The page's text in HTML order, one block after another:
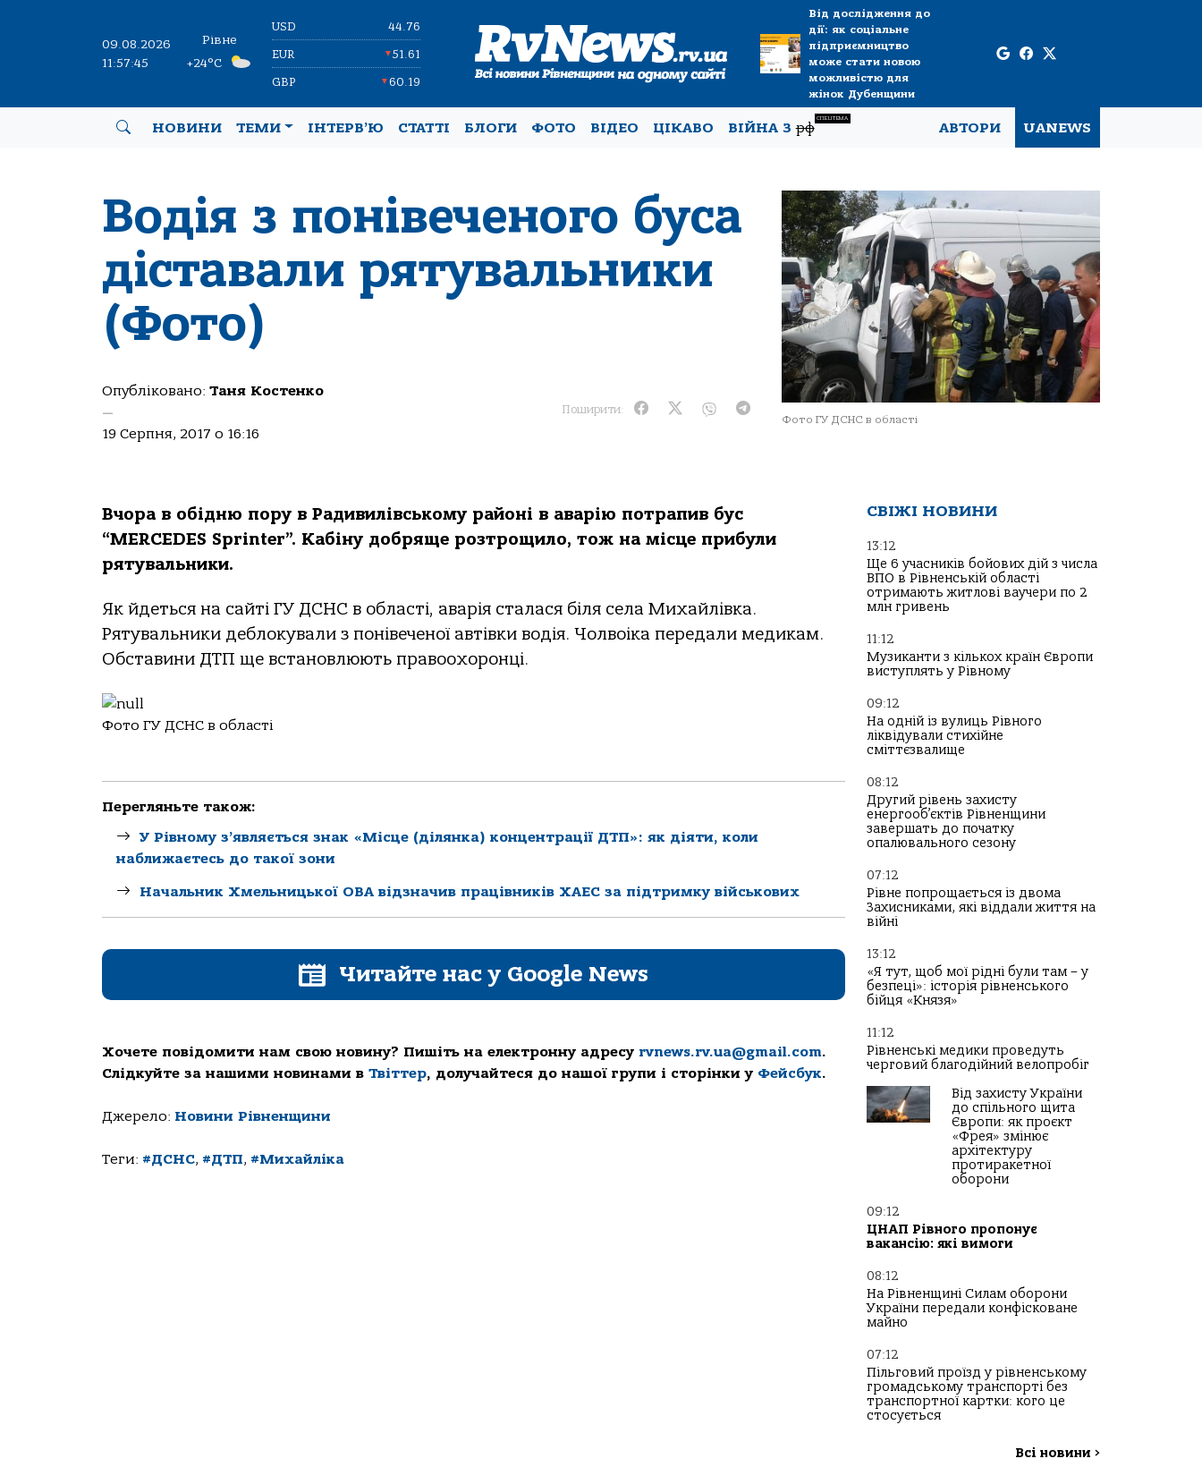
09.08.2026
11:57:46
Рівне
+24°C
USD 44.76
EUR ▼51.61
GBP ▼60.19
Від дослідження до
дії: як соціальне
підприємництво
може стати новою
можливістю для
жінок Дубенщини
НОВИНИ ТЕМИ ІНТЕРВ’Ю СТАТТІ БЛОГИ ФОТО ВІДЕО ЦІКАВО ВІЙНА Зрф
СПЕЦТЕМА
АВТОРИ UANEWS
Водія з понівеченого буса
діставали рятувальники
(Фото)
Опубліковано: Таня Костенко
—
19 Серпня, 2017 о 16:16
Поширити:
Фото ГУ ДСНС в області
Вчора в обідню пору в Радивилівському районі в аварію потрапив бус
“MERCEDES Sprinter”. Кабіну добряще розтрощило, тож на місце прибули
рятувальники.
Як йдеться на сайті ГУ ДСНС в області, аварія сталася біля села Михайлівка.
Рятувальники деблокували з понівеченої автівки водія. Чолвоіка передали медикам.
Обставини ДТП ще встановлюють правоохоронці.
Фото ГУ ДСНС в області
Перегляньте також:
У Рівному з’являється знак «Місце (ділянка) концентрації ДТП»: як діяти, коли
наближаєтесь до такої зони
Начальник Хмельницької ОВА відзначив працівників ХАЕС за підтримку військових
Читайте нас у Google News
Хочете повідомити нам свою новину? Пишіть на електронну адресу rvnews.rv.ua@gmail.com.
Слідкуйте за нашими новинами в Твіттер, долучайтеся до нашої групи і сторінки у Фейсбук.
Джерело: Новини Рівненщини
Теги: #ДСНС, #ДТП, #Михайліка
СВІЖІ НОВИНИ
13:12
Ще 6 учасників бойових дій з числа
ВПО в Рівненській області
отримають житлові ваучери по 2
млн гривень
11:12
Музиканти з кількох країн Європи
виступлять у Рівному
09:12
На одній із вулиць Рівного
ліквідували стихійне
сміттєзвалище
08:12
Другий рівень захисту
енергооб’єктів Рівненщини
завершать до початку
опалювального сезону
07:12
Рівне попрощається із двома
Захисниками, які віддали життя на
війні
13:12
«Я тут, щоб мої рідні були там – у
безпеці»: історія рівненського
бійця «Князя»
11:12
Рівненські медики проведуть
черговий благодійний велопробіг
Від захисту України
до спільного щита
Європи: як проєкт
«Фрея» змінює
архітектуру
протиракетної
оборони
09:12
ЦНАП Рівного пропонує
вакансію: які вимоги
08:12
На Рівненщині Силам оборони
України передали конфісковане
майно
07:12
Пільговий проїзд у рівненському
громадському транспорті без
транспортної картки: кого це
стосується
Всі новини >